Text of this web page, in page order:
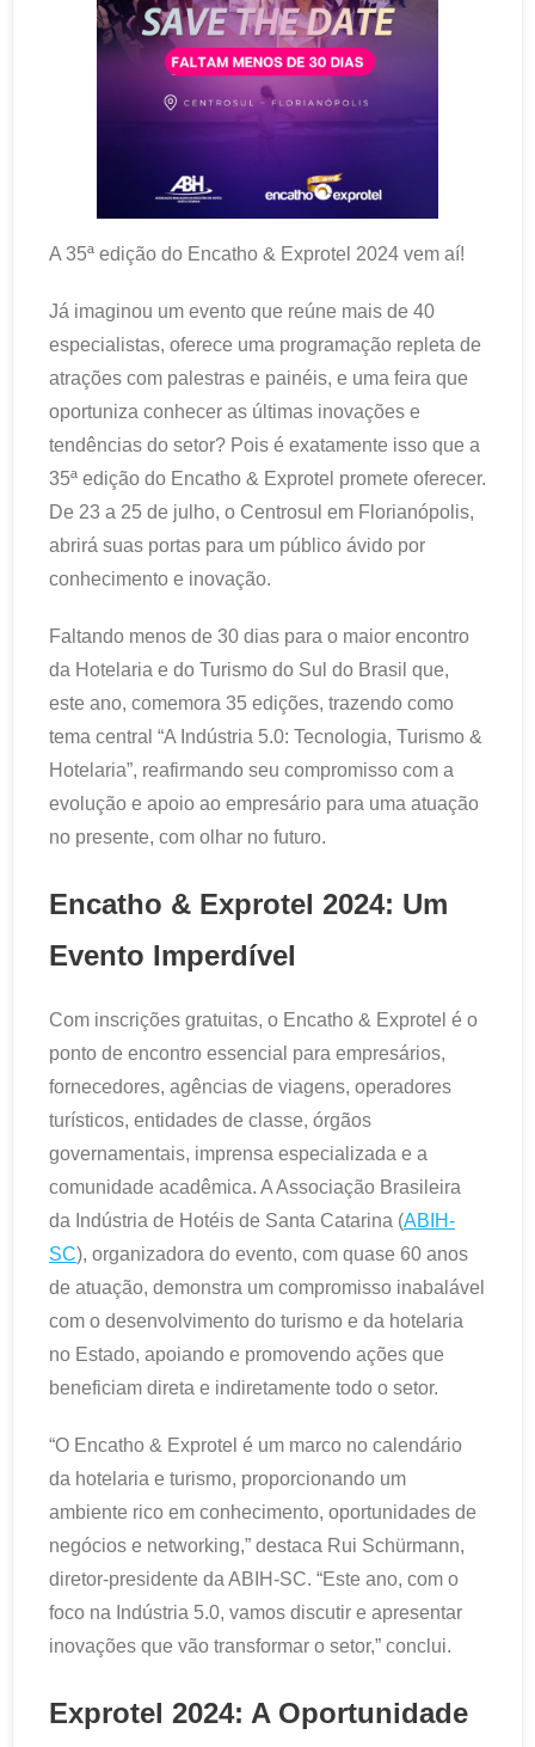
A 35ª edição do Encatho & Exprotel 2024 vem aí!
Já imaginou um evento que reúne mais de 40
especialistas, oferece uma programação repleta de
atrações com palestras e painéis, e uma feira que
oportuniza conhecer as últimas inovações e
tendências do setor? Pois é exatamente isso que a
35ª edição do Encatho & Exprotel promete oferecer.
De 23 a 25 de julho, o Centrosul em Florianópolis,
abrirá suas portas para um público ávido por
conhecimento e inovação.
Faltando menos de 30 dias para o maior encontro
da Hotelaria e do Turismo do Sul do Brasil que,
este ano, comemora 35 edições, trazendo como
tema central “A Indústria 5.0: Tecnologia, Turismo &
Hotelaria”, reafirmando seu compromisso com a
evolução e apoio ao empresário para uma atuação
no presente, com olhar no futuro.
Encatho & Exprotel 2024: Um
Evento Imperdível
Com inscrições gratuitas, o Encatho & Exprotel é o
ponto de encontro essencial para empresários,
fornecedores, agências de viagens, operadores
turísticos, entidades de classe, órgãos
governamentais, imprensa especializada e a
comunidade acadêmica. A Associação Brasileira
da Indústria de Hotéis de Santa Catarina (ABIH-
SC), organizadora do evento, com quase 60 anos
de atuação, demonstra um compromisso inabalável
com o desenvolvimento do turismo e da hotelaria
no Estado, apoiando e promovendo ações que
beneficiam direta e indiretamente todo o setor.
“O Encatho & Exprotel é um marco no calendário
da hotelaria e turismo, proporcionando um
ambiente rico em conhecimento, oportunidades de
negócios e networking,” destaca Rui Schürmann,
diretor-presidente da ABIH-SC. “Este ano, com o
foco na Indústria 5.0, vamos discutir e apresentar
inovações que vão transformar o setor,” conclui.
Exprotel 2024: A Oportunidade